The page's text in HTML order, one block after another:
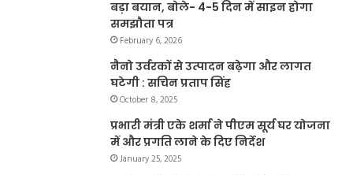
बड़ा बयान, बोले- 4-5 दिन में साइन होगा
समझौता पत्र
February 6, 2026
नैनो उर्वरकों से उत्पादन बढ़ेगा और लागत
घटेगी : सचिन प्रताप सिंह
October 8, 2025
प्रभारी मंत्री एके शर्मा ने पीएम सूर्य घर योजना
में और प्रगति लाने के दिए निर्देश
January 25, 2025